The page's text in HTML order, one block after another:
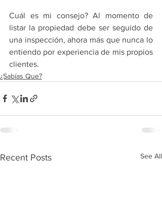
Cuál es mi consejo? Al momento de
listar la propiedad debe ser seguido de
una inspección, ahora más que nunca lo
entiendo por experiencia de mis propios
clientes.
¿Sabías Que?
Recent Posts See All